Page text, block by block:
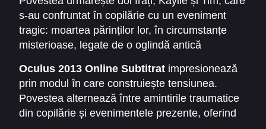
atmosferei întunecate, a poveștii pline de
suspans și a modului original în care combină
trecutul și prezentul într-o singură narațiune
intensă.
s-au confruntat în copilărie cu un eveniment
tragic: moartea părinților lor, în circumstanțe
misterioase, legate de o oglindă antică
convinsă că această oglindă este responsabilă
pentru tragedie și își propune să dovedească
faptul că obiectul are puteri supranaturale
malefice. Tim, proaspăt ieșit dintr-o instituție
Oculus 2013 Online Subtitrat impresionează
prin modul în care construiește tensiunea.
Povestea alternează între amintirile traumatice
din copilărie și evenimentele prezente, oferind